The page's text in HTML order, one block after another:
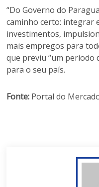
“Do Governo do
caminho certo: integrar
investimentos,
mais empregos para
que previu “um período
para o seu país.
Fonte: Portal do